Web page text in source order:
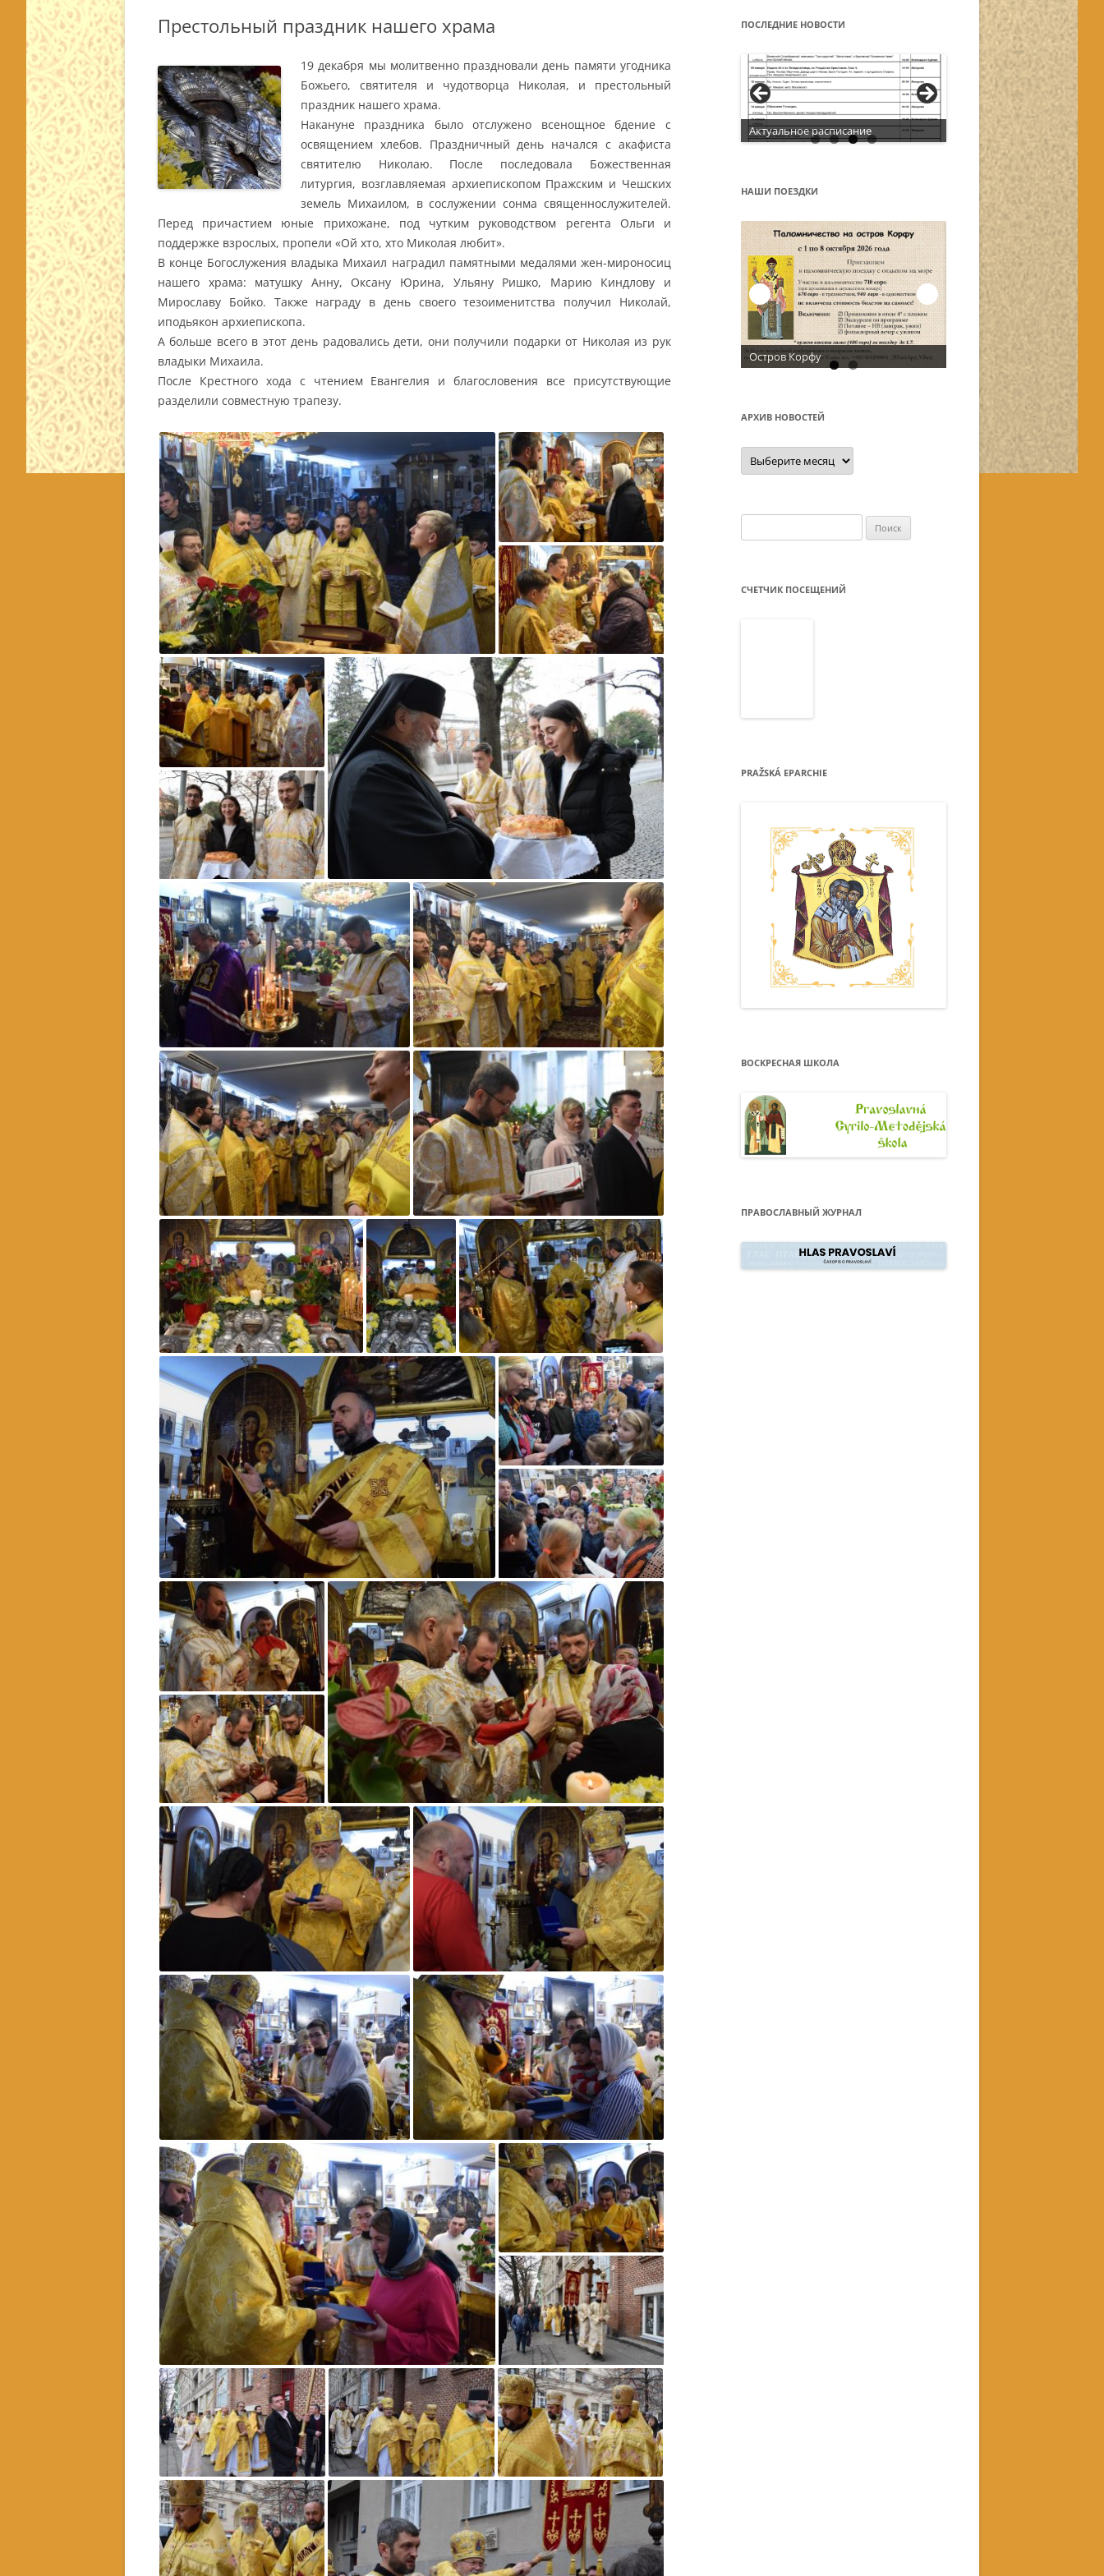
Престольный праздник нашего храма
19 декабря мы молитвенно праздновали день памяти угодника
Божьего, святителя и чудотворца Николая, и престольный
праздник нашего храма.
Накануне праздника было отслужено всенощное бдение с
освящением хлебов. Праздничный день начался с акафиста
святителю Николаю. После последовала Божественная
литургия, возглавляемая архиепископом Пражским и Чешских
земель Михаилом, в сослужении сонма священнослужителей.
Перед причастием юные прихожане, под чутким руководством регента Ольги и
поддержке взрослых, пропели «Ой хто, хто Миколая любит».
В конце Богослужения владыка Михаил наградил памятными медалями жен-мироносиц
нашего храма: матушку Анну, Оксану Юрина, Ульяну Ришко, Марию Киндлову и
Мирославу Бойко. Также награду в день своего тезоименитства получил Николай,
иподьякон архиепископа.
А больше всего в этот день радовались дети, они получили подарки от Николая из рук
владыки Михаила.
После Крестного хода с чтением Евангелия и благословения все присутствующие
разделили совместную трапезу.
ПОСЛЕДНИЕ НОВОСТИ
Актуальное расписание
НАШИ ПОЕЗДКИ
Остров Корфу
АРХИВ НОВОСТЕЙ
Архив
новостей
СЧЕТЧИК ПОСЕЩЕНИЙ
PRAŽSKÁ EPARCHIE
ВОСКРЕСНАЯ ШКОЛА
ПРАВОСЛАВНЫЙ ЖУРНАЛ